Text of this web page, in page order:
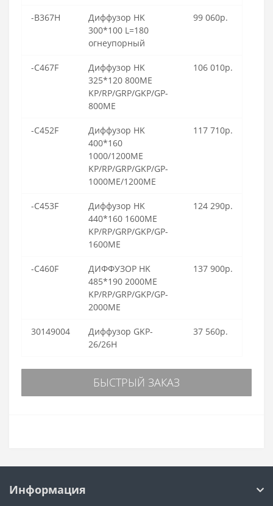
-B367H
Диффузор HK
300*100 L=180
огнеупорный
99 060р.
-C467F
Диффузор HK
325*120 800ME
KP/RP/GRP/GKP/GP-
800ME
106 010р.
-C452F
Диффузор HK
400*160
1000/1200ME
KP/RP/GRP/GKP/GP-
1000ME/1200ME
117 710р.
-C453F
Диффузор HK
440*160 1600ME
KP/RP/GRP/GKP/GP-
1600ME
124 290р.
-C460F
ДИФФУЗОР HK
485*190 2000ME
KP/RP/GRP/GKP/GP-
2000ME
137 900р.
30149004
Диффузор GKP-
26/26H
37 560р.
БЫСТРЫЙ ЗАКАЗ
Информация